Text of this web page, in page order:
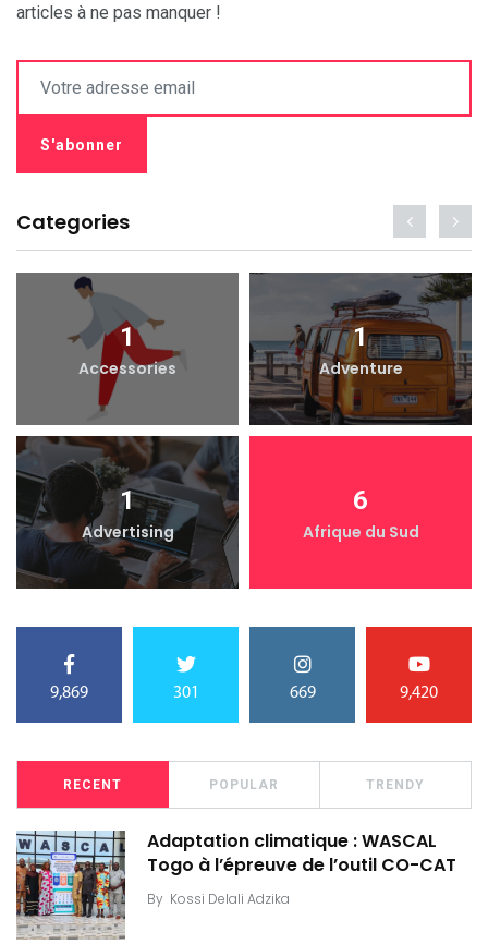
articles à ne pas manquer !
Categories
1
Accessories
1
Adventure
1
Advertising
6
Afrique du Sud
9,869 301 669 9,420
RECENT POPULAR TRENDY
Adaptation climatique : WASCAL
Togo à l’épreuve de l’outil CO-CAT
By Kossi Delali Adzika